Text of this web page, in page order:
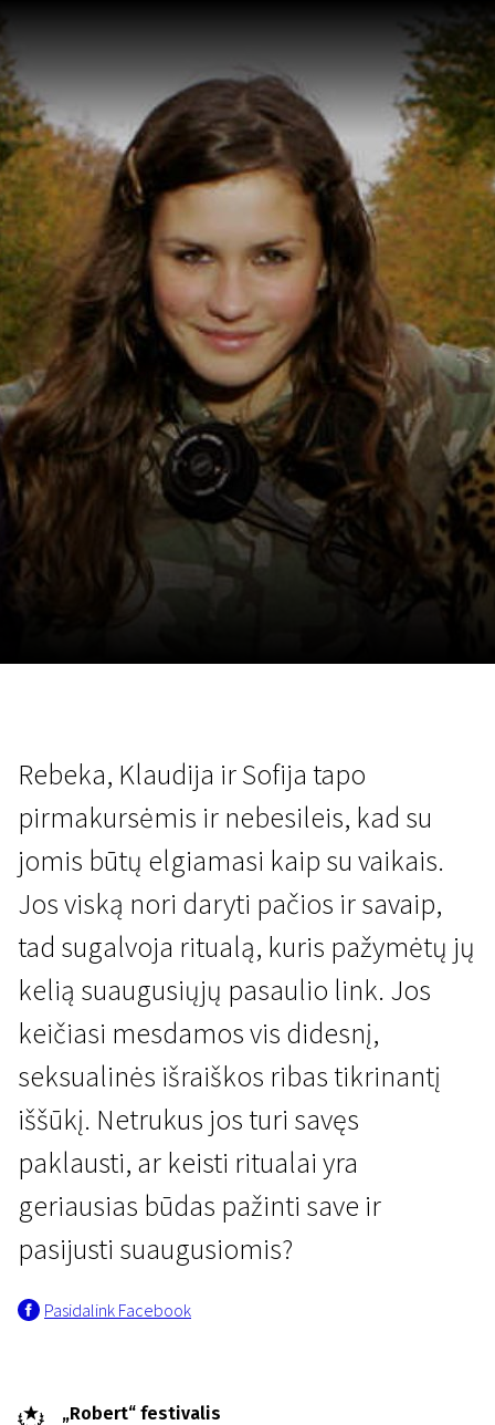
Scanoramos naujienos
Mažos didelės mergaitės
1 val. 30 min. | Drama | N/A
Rebeka, Klaudija ir Sofija tapo
pirmakursėmis ir nebesileis, kad su
jomis būtų elgiamasi kaip su vaikais.
Jos viską nori daryti pačios ir savaip,
tad sugalvoja ritualą, kuris pažymėtų jų
kelią suaugusiųjų pasaulio link. Jos
keičiasi mesdamos vis didesnį,
seksualinės išraiškos ribas tikrinantį
iššūkį. Netrukus jos turi savęs
paklausti, ar keisti ritualai yra
geriausias būdas pažinti save ir
pasijusti suaugusiomis?
Pasidalink Facebook
„Robert“ festivalis